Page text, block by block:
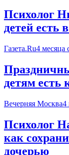
Психолог
детей есть
Газета.Ru4 месяца
детям есть
Вечерняя Москва4
Психолог
как
дочерью